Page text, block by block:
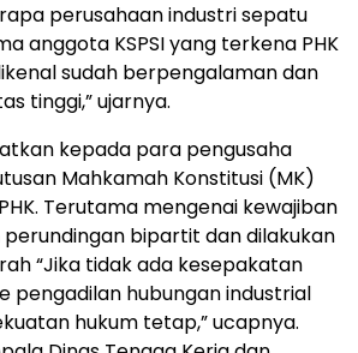
perusahaan industri sepatu
anggota KSPSI yang terkena PHK
sudah berpengalaman dan
tinggi,” ujarnya.
kepada para pengusaha
Mahkamah Konstitusi (MK)
Terutama mengenai kewajiban
bipartit dan dilakukan
“Jika tidak ada kesepakatan
pengadilan hubungan industrial
hukum tetap,” ucapnya.